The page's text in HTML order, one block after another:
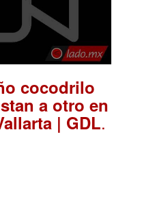
cocodrilo
a otro en
| GDL.